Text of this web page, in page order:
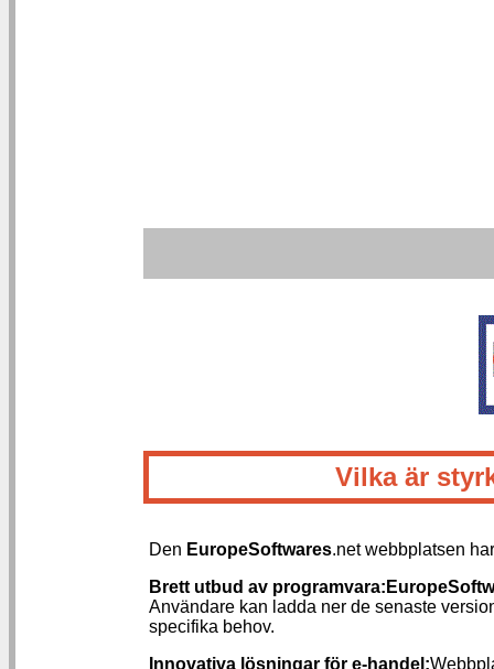
Vilka är
Den EuropeSoftwares.net webbplatsen
Brett utbud av programvara:
Användare kan ladda ner de senaste
specifika behov.
Innovativa lösningar för e-handel: